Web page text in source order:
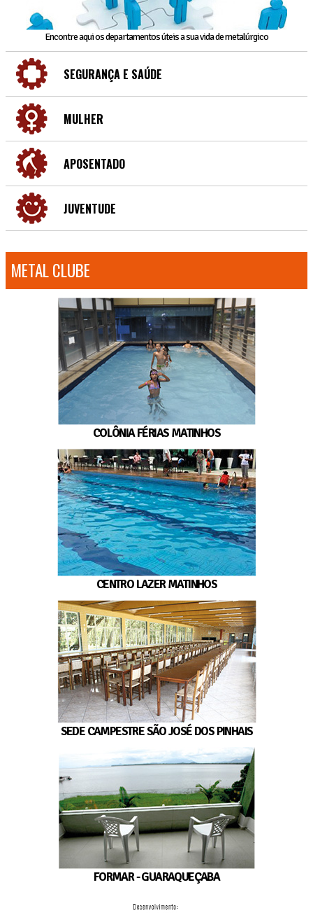
Encontre aqui os departamentos úteis a sua vida de metalúrgico
SEGURANÇA E SAÚDE
MULHER
APOSENTADO
JUVENTUDE
METAL CLUBE
COLÔNIA FÉRIAS MATINHOS
CENTRO LAZER MATINHOS
SEDE CAMPESTRE SÃO JOSÉ DOS PINHAIS
FORMAR - GUARAQUEÇABA